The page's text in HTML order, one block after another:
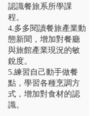
認識餐旅系所學課
程。
4.多多閱讀餐旅產業動
態新聞，增加對餐廳
與旅館產業現況的敏
銳度。
5.練習自己動手做餐
點，學習各種烹調方
式，增加對食材的認
識。